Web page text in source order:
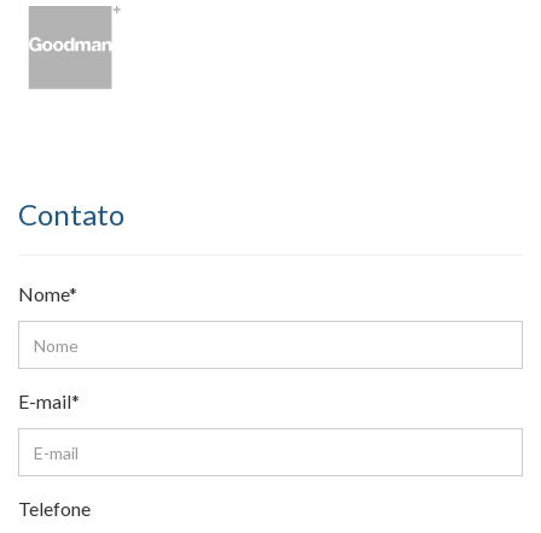
Contato
Nome*
E-mail*
Telefone